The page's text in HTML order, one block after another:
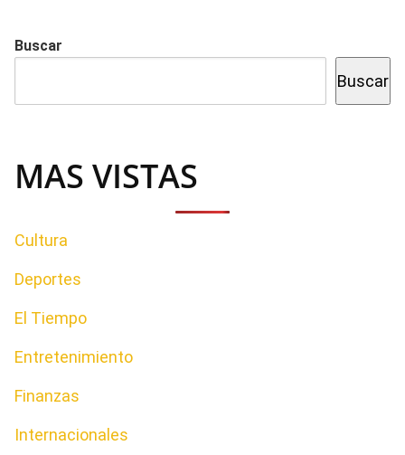
Buscar
Buscar
MAS VISTAS
Cultura
Deportes
El Tiempo
Entretenimiento
Finanzas
Internacionales